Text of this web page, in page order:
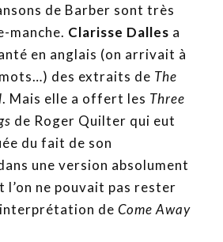
de Barber sont très
manche. Clarisse Dalles a
en anglais (on arrivait à
des extraits de The
. Mais elle a offert les Three
de Roger Quilter qui eut
du fait de son
une version absolument
l’on ne pouvait pas rester
de Come Away